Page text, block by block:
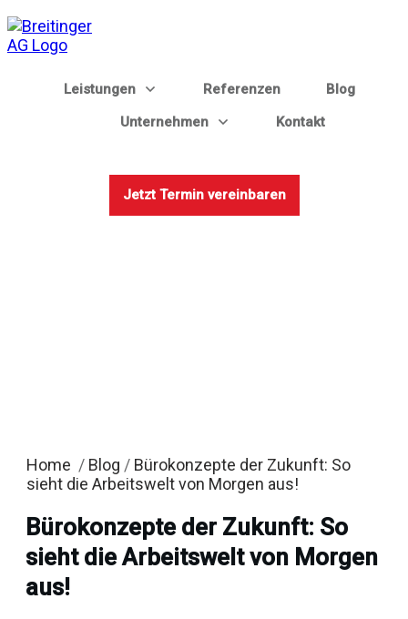
Leistungen Referenzen
Blog
Unternehmen
Kontakt
Jetzt Termin vereinbaren
Home / Blog / Bürokonzepte der Zukunft: So
sieht die Arbeitswelt von Morgen aus!
Bürokonzepte der Zukunft: So
sieht die Arbeitswelt von Morgen
aus!